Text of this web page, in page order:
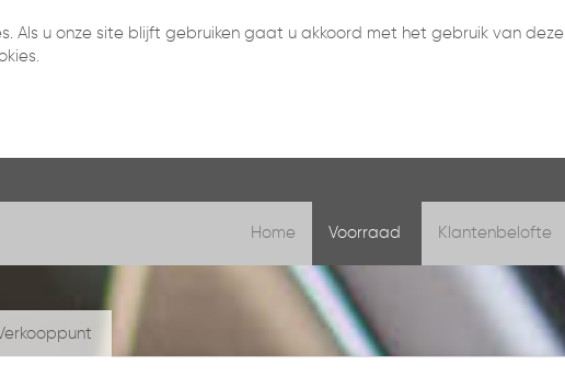
Als u onze site blijft gebruiken gaat u akkoord met het gebruik van deze
Home Voorraad Klantenbelofte